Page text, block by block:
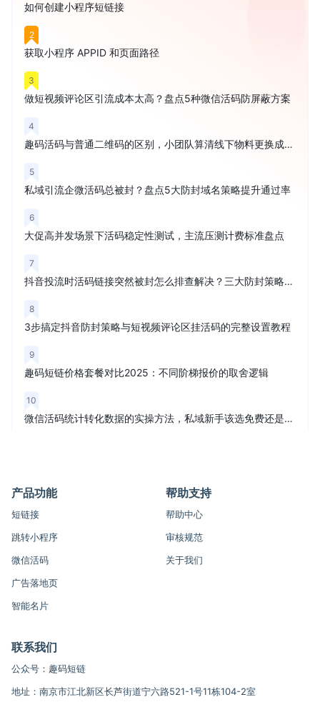
如何创建小程序短链接
2
获取小程序 APPID 和页面路径
3
做短视频评论区引流成本太高？盘点5种微信活码防屏蔽方案
4
趣码活码与普通二维码的区别，小团队算清线下物料更换成本再买
5
私域引流企微活码总被封？盘点5大防封域名策略提升通过率
6
大促高并发场景下活码稳定性测试，主流压测计费标准盘点
7
抖音投流时活码链接突然被封怎么排查解决？三大防封策略解析
8
3步搞定抖音防封策略与短视频评论区挂活码的完整设置教程
9
趣码短链价格套餐对比2025：不同阶梯报价的取舍逻辑
10
微信活码统计转化数据的实操方法，私域新手该选免费还是付费？
产品功能
短链接
跳转小程序
微信活码
广告落地页
智能名片
帮助支持
帮助中心
审核规范
关于我们
联系我们
公众号：趣码短链
地址：南京市江北新区长芦街道宁六路521-1号11栋104-2室